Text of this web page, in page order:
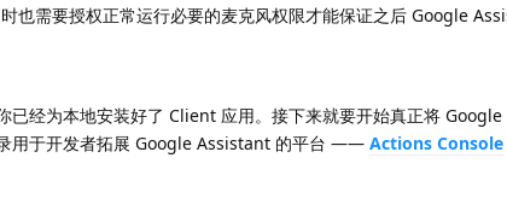
也需要授权正常运行必要的麦克风权限才能保证之后 Google
已经为本地安装好了 Client 应用。接下来就要开始真正将
用于开发者拓展 Google Assistant 的平台 —— Actions Console